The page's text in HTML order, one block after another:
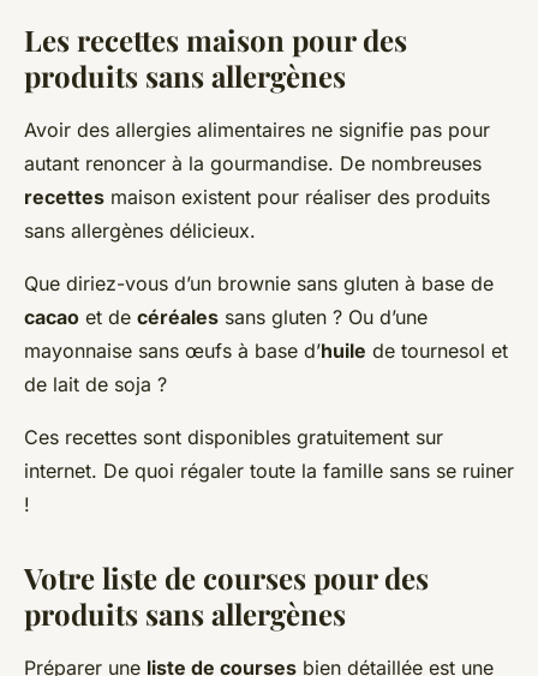
Les recettes maison pour des
produits sans allergènes
Avoir des allergies alimentaires ne signifie pas pour
autant renoncer à la gourmandise. De nombreuses
recettes maison existent pour réaliser des produits
sans allergènes délicieux.
Que diriez-vous d’un brownie sans gluten à base de
cacao et de céréales sans gluten ? Ou d’une
mayonnaise sans œufs à base d’huile de tournesol et
de lait de soja ?
Ces recettes sont disponibles gratuitement sur
internet. De quoi régaler toute la famille sans se ruiner
!
Votre liste de courses pour des
produits sans allergènes
Préparer une liste de courses bien détaillée est une